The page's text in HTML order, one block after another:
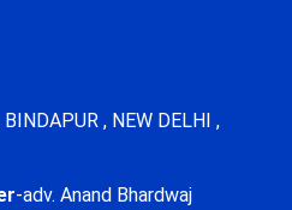
, NEW DELHI ,
-adv. Anand Bhardwaj